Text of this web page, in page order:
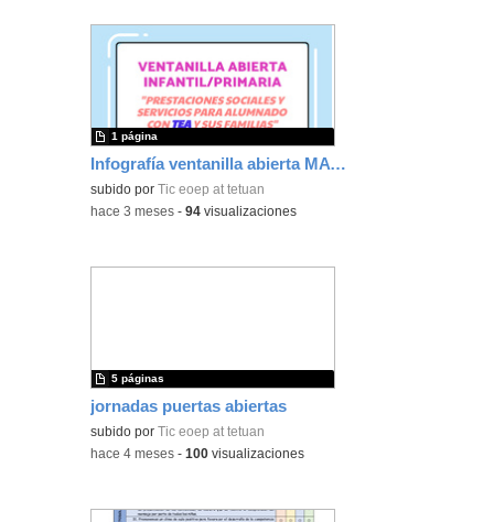
Infografía ventanilla abierta MAYO 26
subido por Tic eoep at tetuan
1 página
-hace 3 meses -94 visualizaciones
jornadas puertas abiertas
subido por Tic eoep at tetuan
5 páginas
-hace 4 meses -100 visualizaciones